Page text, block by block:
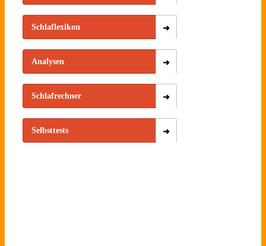
Schlaflexikon
Analysen
Schlafrechner
Selbsttests